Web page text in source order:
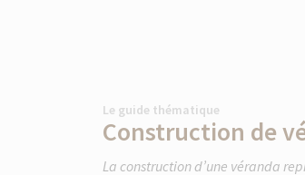
Le guide thématique
Construction de
La construction d’une véranda